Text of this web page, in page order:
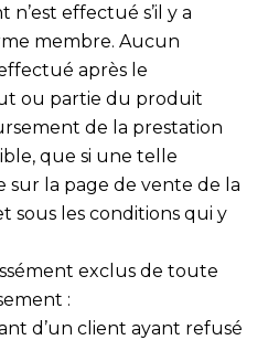
effectué s’il y a
membre. Aucun
après le
ou partie du produit
de la prestation
que si une telle
la page de vente de la
sous les conditions qui y
exclus de toute
:
d’un client ayant refusé